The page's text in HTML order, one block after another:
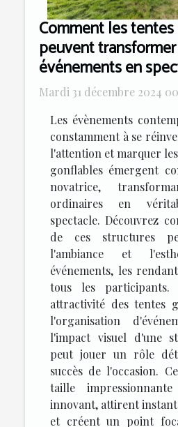
Comment les
peuvent
événements en
Mardi 31 décembre 2024
Les évènements
constamment à se
l'attention et marquer
gonflables émergent
novatrice,
ordinaires en
spectacle. Découvrez
de ces structures
l'ambiance et
événements, les
tous les
attractivité des tentes
l'organisation
l'impact visuel d'une
peut jouer un rôle
succès de l'occasion.
taille
innovant, attirent
et créent un point